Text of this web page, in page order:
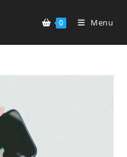
0 Menu